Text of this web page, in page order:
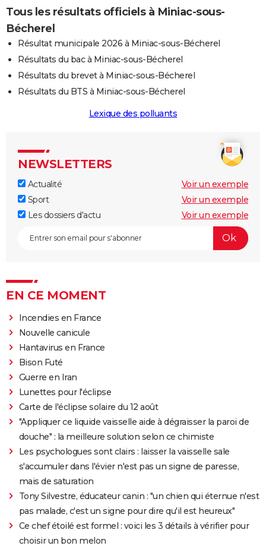
Tous les résultats officiels à Miniac-sous-
Bécherel
Résultat municipale 2026 à Miniac-sous-Bécherel
Résultats du bac à Miniac-sous-Bécherel
Résultats du brevet à Miniac-sous-Bécherel
Résultats du BTS à Miniac-sous-Bécherel
Lexique des polluants
NEWSLETTERS
Actualité
Voir un exemple
Sport
Voir un exemple
Les dossiers d'actu
Voir un exemple
EN CE MOMENT
Incendies en France
Nouvelle canicule
Hantavirus en France
Bison Futé
Guerre en Iran
Lunettes pour l'éclipse
Carte de l'éclipse solaire du 12 août
"Appliquer ce liquide vaisselle aide à dégraisser la paroi de
douche" : la meilleure solution selon ce chimiste
Les psychologues sont clairs : laisser la vaisselle sale
s'accumuler dans l'évier n'est pas un signe de paresse,
mais de saturation
Tony Silvestre, éducateur canin : "un chien qui éternue n'est
pas malade, c'est un signe pour dire qu'il est heureux"
Ce chef étoilé est formel : voici les 3 détails à vérifier pour
choisir un bon melon